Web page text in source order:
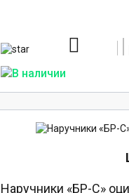
Наручники «БР-С»